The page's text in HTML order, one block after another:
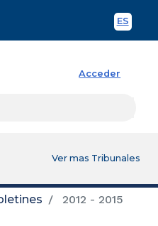
ES
Acceder
Ver mas Tribunales
2012 - 2015